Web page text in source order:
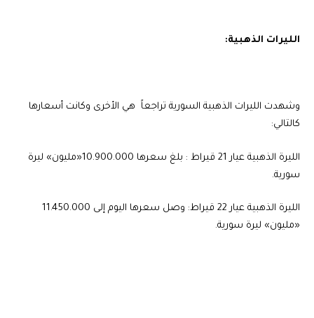
الليرات الذهبية:
وشهدت الليرات الذهبية السورية تراجعاً هي الأخرى وكانت أسعارها
كالتالي:
الليرة الذهبية عيار 21 قيراط : بلغ سعرها 10.900.000«مليون» ليرة
سورية.
«مليون» ليرة سورية.